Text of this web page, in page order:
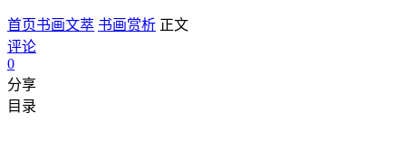
首页书画文萃 书画赏析 正文
评论
0
分享
目录